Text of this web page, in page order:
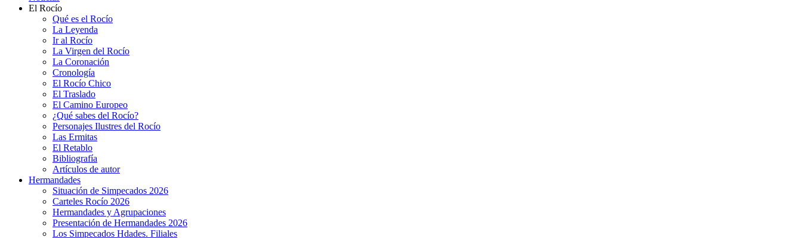
El Rocío
Qué es el Rocío
La Leyenda
Ir al Rocío
La Virgen del Rocío
La Coronación
Cronología
El Rocío Chico
El Traslado
El Camino Europeo
¿Qué sabes del Rocío?
Personajes Ilustres del Rocío
Las Ermitas
El Retablo
Bibliografía
Artículos de autor
Hermandades
Situación de Simpecados 2026
Carteles Rocío 2026
Hermandades y Agrupaciones
Presentación de Hermandades 2026
Los Simpecados Hdades. Filiales